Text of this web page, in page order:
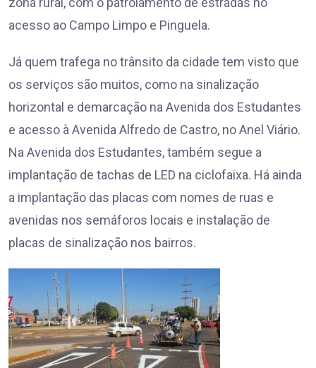
acesso ao Campo Limpo e Pinguela.
Já quem trafega no trânsito da cidade tem visto que
os serviços são muitos, como na sinalização
horizontal e demarcação na Avenida dos Estudantes
e acesso à Avenida Alfredo de Castro, no Anel Viário.
Na Avenida dos Estudantes, também segue a
implantação de tachas de LED na ciclofaixa. Há ainda
a implantação das placas com nomes de ruas e
avenidas nos semáforos locais e instalação de
placas de sinalização nos bairros.